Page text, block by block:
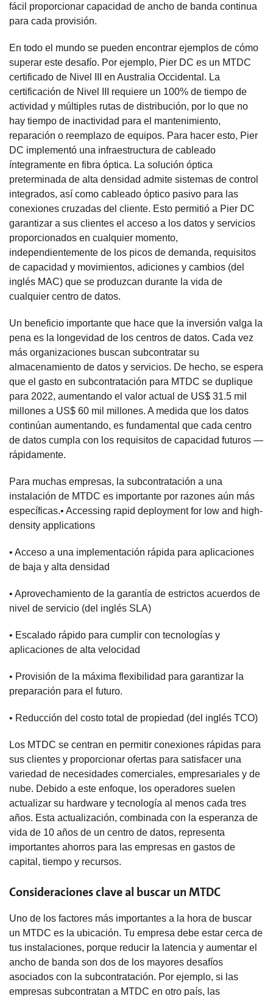
fácil proporcionar capacidad de ancho de banda continua
para cada provisión.
En todo el mundo se pueden encontrar ejemplos de cómo
superar este desafío. Por ejemplo, Pier DC es un MTDC
certificado de Nivel III en Australia Occidental. La
certificación de Nivel III requiere un 100% de tiempo de
actividad y múltiples rutas de distribución, por lo que no
hay tiempo de inactividad para el mantenimiento,
reparación o reemplazo de equipos. Para hacer esto, Pier
DC implementó una infraestructura de cableado
íntegramente en fibra óptica. La solución óptica
preterminada de alta densidad admite sistemas de control
integrados, así como cableado óptico pasivo para las
conexiones cruzadas del cliente. Esto permitió a Pier DC
garantizar a sus clientes el acceso a los datos y servicios
proporcionados en cualquier momento,
independientemente de los picos de demanda, requisitos
de capacidad y movimientos, adiciones y cambios (del
inglés MAC) que se produzcan durante la vida de
cualquier centro de datos.
Un beneficio importante que hace que la inversión valga la
pena es la longevidad de los centros de datos. Cada vez
más organizaciones buscan subcontratar su
almacenamiento de datos y servicios. De hecho, se espera
que el gasto en subcontratación para MTDC se duplique
para 2022, aumentando el valor actual de US$ 31.5 mil
millones a US$ 60 mil millones. A medida que los datos
continúan aumentando, es fundamental que cada centro
de datos cumpla con los requisitos de capacidad futuros —
rápidamente.
Para muchas empresas, la subcontratación a una
instalación de MTDC es importante por razones aún más
específicas.• Accessing rapid deployment for low and high-
density applications
• Acceso a una implementación rápida para aplicaciones
de baja y alta densidad
• Aprovechamiento de la garantía de estrictos acuerdos de
nivel de servicio (del inglés SLA)
• Escalado rápido para cumplir con tecnologías y
aplicaciones de alta velocidad
• Provisión de la máxima flexibilidad para garantizar la
preparación para el futuro.
• Reducción del costo total de propiedad (del inglés TCO)
Los MTDC se centran en permitir conexiones rápidas para
sus clientes y proporcionar ofertas para satisfacer una
variedad de necesidades comerciales, empresariales y de
nube. Debido a este enfoque, los operadores suelen
actualizar su hardware y tecnología al menos cada tres
años. Esta actualización, combinada con la esperanza de
vida de 10 años de un centro de datos, representa
importantes ahorros para las empresas en gastos de
capital, tiempo y recursos.
Consideraciones clave al buscar un MTDC
Uno de los factores más importantes a la hora de buscar
un MTDC es la ubicación. Tu empresa debe estar cerca de
tus instalaciones, porque reducir la latencia y aumentar el
ancho de banda son dos de los mayores desafíos
asociados con la subcontratación. Por ejemplo, si las
empresas subcontratan a MTDC en otro país, las